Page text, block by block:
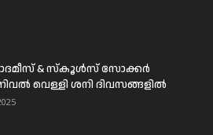
& സ്കൂൾസ് സോക്കർ
വെള്ളി ശനി ദിവസങ്ങളിൽ